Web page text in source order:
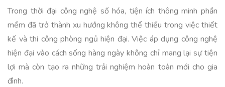
Trong thời đại công nghệ số hóa, tiện ích thông minh phần
mềm đã trở thành xu hướng không thể thiếu trong việc thiết
kế và thi công phòng ngủ hiện đại. Việc áp dụng công nghệ
hiện đại vào cách sống hàng ngày không chỉ mang lại sự tiện
lợi mà còn tạo ra những trải nghiệm hoàn toàn mới cho gia
đình.